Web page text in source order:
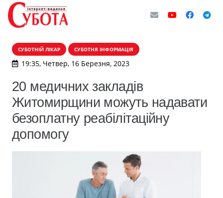
СУБОТНІЙ ЛІКАР СУБОТНЯ ІНФОРМАЦІЯ
19:35, Четвер, 16 Березня, 2023
20 медичних закладів
Житомирщини можуть надавати
безоплатну реабілітаційну
допомогу